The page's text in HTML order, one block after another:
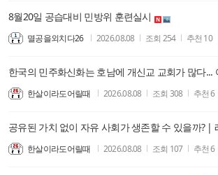
8월20일 공습대비 민방위 훈련실시
멸공을외치다26 2026.08.08 조회 254 추천 10
한살이라도어릴때 2026.08.08 조회 308 추천6
한살이라도어릴때 2026.08.08 조회 107 추천6